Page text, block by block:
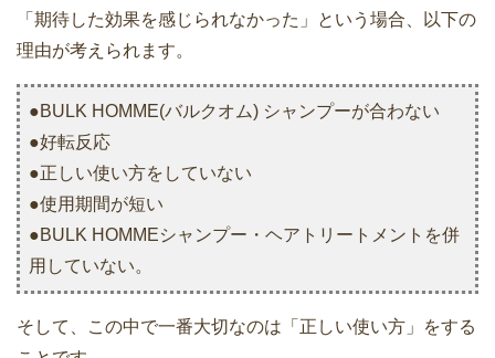
「期待した効果を感じられなかった」という場合、以下の
理由が考えられます。
●BULK HOMME(バルクオム) シャンプーが合わない
●好転反応
●正しい使い方をしていない
●使用期間が短い
●BULK HOMMEシャンプー・ヘアトリートメントを併
用していない。
そして、この中で一番大切なのは「正しい使い方」をする